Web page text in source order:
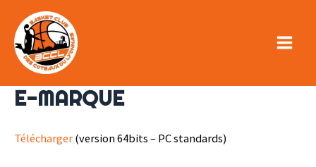
contenu
Menu
E-MARQUE
Télécharger (version 64bits – PC standards)